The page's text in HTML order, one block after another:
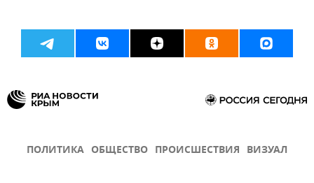
ПОЛИТИКА ОБЩЕСТВО ПРОИСШЕСТВИЯ ВИЗУАЛ